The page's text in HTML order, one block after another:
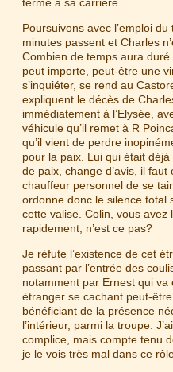
Poursuivons avec l’emploi
minutes passent et Charles
Combien de temps aura
peut importe, peut-être une
s’inquiéter, se rend au
expliquent le décès de
immédiatement à l’Elysée,
véhicule qu’il remet à R
qu’il vient de perdre
pour la paix. Lui qui était
de paix, change d’avis, il
chauffeur personnel de se
ordonne donc le silence total
cette valise. Colin, vous avez
rapidement, n’est ce pas?
Je réfute l’existence de cet
passant par l’entrée des
notamment par Ernest qui
étranger se cachant peut-
bénéficiant de la présence
l’intérieur, parmi la troupe.
complice, mais compte tenu
je le vois très mal dans ce